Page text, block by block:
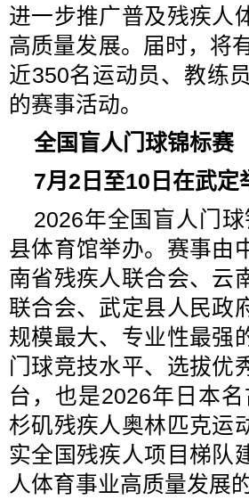
进一步推广普及残疾人
高质量发展。届时，将
近350名运动员、教练
的赛事活动。
全国盲人门球锦标赛
7月2日至10日在武定
2026年全国盲人门
县体育馆举办。赛事由
南省残疾人联合会、云
联合会、武定县人民政
规模最大、专业性最强
门球竞技水平、选拔优
台，也是2026年日本
杉矶残疾人奥林匹克运
实全国残疾人项目梯队
人体育事业高质量发展